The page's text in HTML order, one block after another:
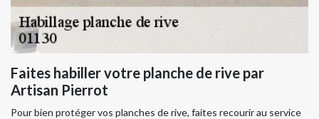
Faites habiller votre planche de rive par
Artisan Pierrot
Pour bien protéger vos planches de rive, faites recourir au service